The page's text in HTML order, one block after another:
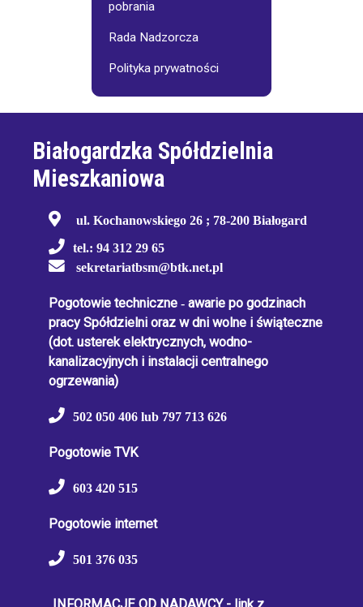
pobrania
Rada Nadzorcza
Polityka prywatności
Białogardzka Spółdzielnia
Mieszkaniowa
ul. Kochanowskiego 26 ; 78-200 Białogard
tel.: 94 312 29 65
sekretariatbsm@btk.net.pl
Pogotowie techniczne - awarie po godzinach
pracy Spółdzielni oraz w dni wolne i świąteczne
(dot. usterek elektrycznych, wodno-
kanalizacyjnych i instalacji centralnego
ogrzewania)
502 050 406 lub 797 713 626
Pogotowie TVK
603 420 515
Pogotowie internet
501 376 035